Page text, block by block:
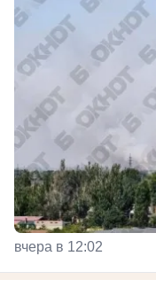
вчера в 12:02